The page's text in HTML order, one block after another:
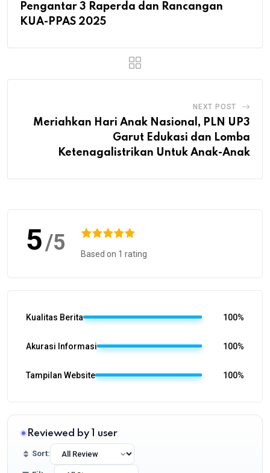
Pengantar 3 Raperda dan Rancangan
KUA-PPAS 2025
NEXT POST
Meriahkan Hari Anak Nasional, PLN UP3
Garut Edukasi dan Lomba
Ketenagalistrikan Untuk Anak-Anak
5/5 Based on 1 rating
Kualitas Berita 100%
Akurasi Informasi 100%
Tampilan Website 100%
Reviewed by 1 user
Sort: